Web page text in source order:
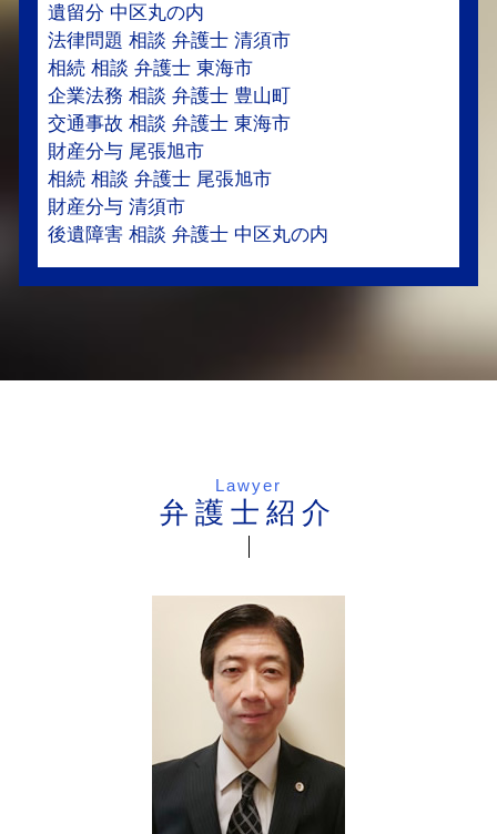
遺留分 中区丸の内
法律問題 相談 弁護士 清須市
相続 相談 弁護士 東海市
企業法務 相談 弁護士 豊山町
交通事故 相談 弁護士 東海市
財産分与 尾張旭市
相続 相談 弁護士 尾張旭市
財産分与 清須市
後遺障害 相談 弁護士 中区丸の内
Lawyer
弁護士紹介